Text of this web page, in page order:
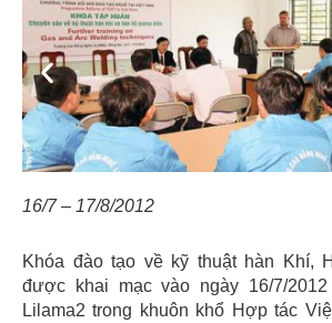
Previous
16/7 – 17/8/2012
Khóa đào tạo về kỹ thuật hàn Khí,
được khai mạc vào ngày 16/7/
Lilama2 trong khuôn khổ Hợp tác